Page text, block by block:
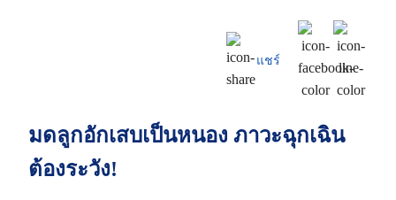
แชร์
มดลูกอักเสบเป็นหนอง ภาวะฉุกเฉิน
ต้องระวัง!